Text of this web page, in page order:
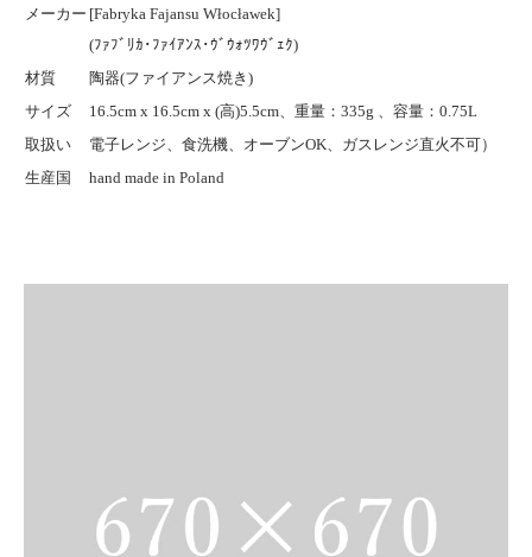
メーカー [Fabryka Fajansu Włocławek]
(ﾌｧﾌﾞﾘｶ･ﾌｧｲｱﾝｽ･ｳﾞｳｫﾂﾜｳﾞｪｸ)
材質
陶器(ファイアンス焼き)
サイズ
16.5cm x 16.5cm x (高)5.5cm、重量：335g 、容量：0.75L
取扱い
電子レンジ、食洗機、オーブンOK、ガスレンジ直火不可）
生産国
hand made in Poland